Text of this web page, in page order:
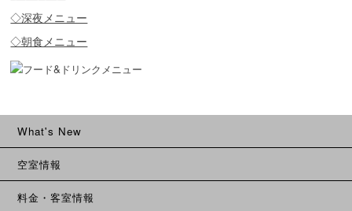
◇深夜メニュー
◇朝食メニュー
What's New
空室情報
料金・客室情報